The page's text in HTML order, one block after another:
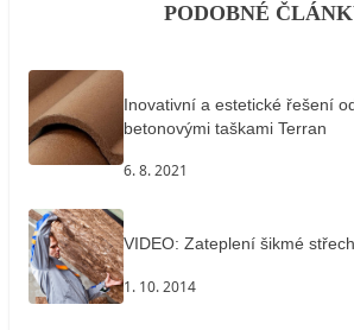
PODOBNÉ
Inovativní a estetické řešení
betonovými taškami Terran
6. 8. 2021
VIDEO: Zateplení šikmé
1. 10. 2014